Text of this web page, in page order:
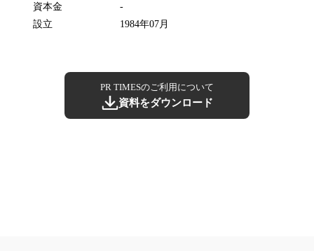
資本金
-
設立
1984年07月
PR TIMESのご利用について
資料をダウンロード